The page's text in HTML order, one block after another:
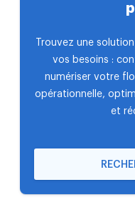
Trouvez une
vos besoins :
numériser votre
opérationnelle,
et